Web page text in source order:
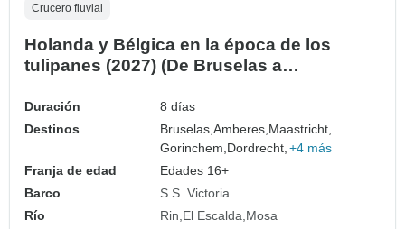
Crucero fluvial
Holanda y Bélgica en la época de los
tulipanes (2027) (De Bruselas a
Duración
8 días
Destinos
Bruselas,Amberes, Maastricht,
Gorinchem, Dordrecht, +4 más
Franja de edad
Edades 16+
Barco
S.S. Victoria
Río
Rin El Escalda Mosa